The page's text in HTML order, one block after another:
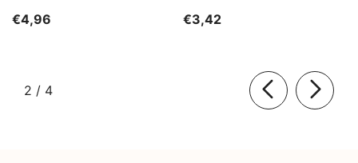
€4,96
€3,42
2 / von
4